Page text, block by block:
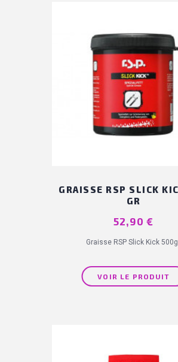
GRAISSE RSP SLICK
GR
Prix
52,90 €
Graisse RSP Slick Kick
VOIR LE PRODUIT